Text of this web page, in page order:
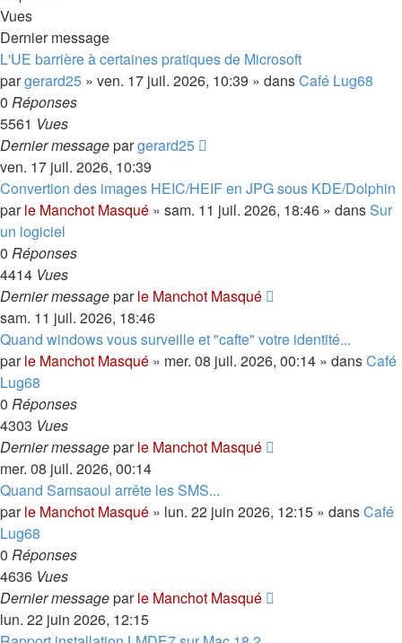
Vues
Dernier message
L'UE barrière à certaines pratiques de Microsoft
pargerard25 » ven. 17 juil. 2026, 10:39 » dansCafé Lug68
0 Réponses
5561 Vues
Dernier messagepargerard25
ven. 17 juil. 2026, 10:39
Convertion des images HEIC/HEIF en JPG sous KDE/Dolphin
parle Manchot Masqué » sam. 11 juil. 2026, 18:46 » dansSur
un logiciel
0 Réponses
4414 Vues
Dernier messageparle Manchot Masqué
sam. 11 juil. 2026, 18:46
Quand windows vous surveille et "cafte" votre identité...
parle Manchot Masqué » mer. 08 juil. 2026, 00:14 » dansCafé
Lug68
0 Réponses
4303 Vues
Dernier messageparle Manchot Masqué
mer. 08 juil. 2026, 00:14
Quand Samsaoul arrête les SMS...
parle Manchot Masqué » lun. 22 juin 2026, 12:15 » dansCafé
Lug68
0 Réponses
4636 Vues
Dernier messageparle Manchot Masqué
lun. 22 juin 2026, 12:15